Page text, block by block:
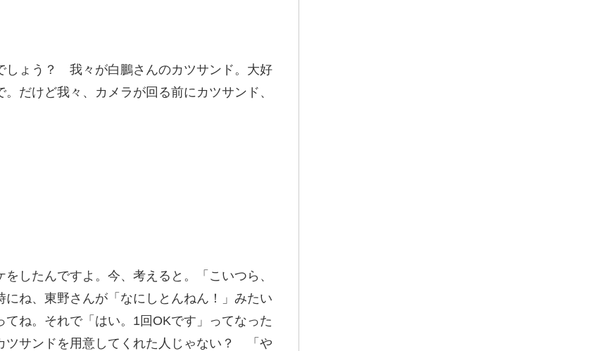
しょう？ 我々が白鵬さんのカツサンド。大好
だけど我々、カメラが回る前にカツサンド、
したんですよ。今、考えると。「こいつら、
ね、東野さんが「なにしとんねん！」みたい
ね。それで「はい。1回OKです」ってなった
ツサンドを用意してくれた人じゃない？ 「や